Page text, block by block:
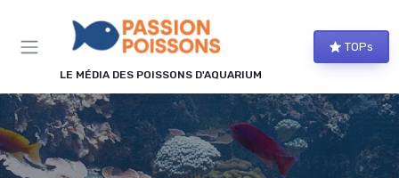
LE MÉDIA DES POISSONS D'AQUARIUM
TOPs